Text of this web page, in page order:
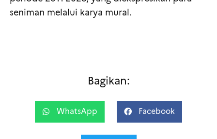
seniman melalui karya mural.
Bagikan:
WhatsApp Facebook